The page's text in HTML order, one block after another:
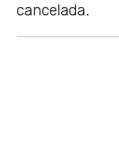
cancelada.